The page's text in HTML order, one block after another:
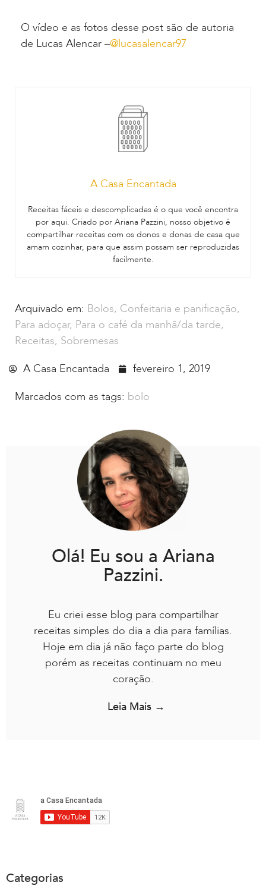
O vídeo e as fotos desse post são de autoria
de Lucas Alencar –@lucasalencar97
A Casa Encantada
Receitas fáceis e descomplicadas é o que você encontra
por aqui. Criado por Ariana Pazzini, nosso objetivo é
compartilhar receitas com os donos e donas de casa que
amam cozinhar, para que assim possam ser reproduzidas
facilmente.
Arquivado em: Bolos, Confeitaria e panificação,
Para adoçar, Para o café da manhã/da tarde,
Receitas, Sobremesas
A Casa Encantada
fevereiro 1, 2019
Marcados com as tags: bolo
Olá! Eu sou a Ariana
Pazzini.
Eu criei esse blog para compartilhar
receitas simples do dia a dia para famílias.
Hoje em dia já não faço parte do blog
porém as receitas continuam no meu
coração.
Leia Mais →
Categorias